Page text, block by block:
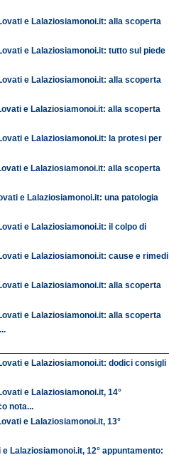
e Lalaziosiamonoi.it: alla scoperta
e Lalaziosiamonoi.it: tutto sul piede
e Lalaziosiamonoi.it: alla scoperta
e Lalaziosiamonoi.it: alla scoperta
e Lalaziosiamonoi.it: la protesi per
e Lalaziosiamonoi.it: alla scoperta
e Lalaziosiamonoi.it: una patologia
e Lalaziosiamonoi.it: il colpo di
e Lalaziosiamonoi.it: cause e rimedi
e Lalaziosiamonoi.it: alla scoperta
e Lalaziosiamonoi.it: alla scoperta
e Lalaziosiamonoi.it: dodici consigli
e Lalaziosiamonoi.it, 14°
nota...
e Lalaziosiamonoi.it, 13°
Lalaziosiamonoi.it, 12° appuntamento: